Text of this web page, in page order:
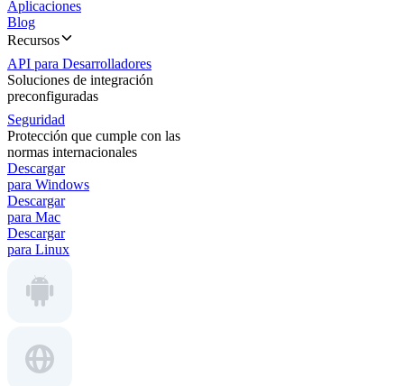
Aplicaciones
Blog
Recursos
API para Desarrolladores
Soluciones de integración
preconfiguradas
Seguridad
Protección que cumple con las
normas internacionales
Descargar
para Windows
Descargar
para Mac
Descargar
para Linux